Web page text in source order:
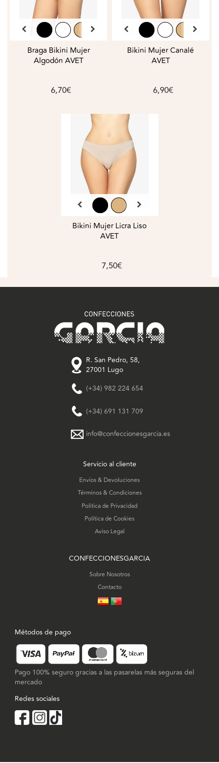
Braga Bikini Mujer
Algodón AVET
6,70€
Bikini Mujer Canalé
AVET
6,90€
Bikini Mujer Licra Liso
AVET
7,50€
R. San Pedro, 58,
27001 Lugo
(+34) 982 224 654
(+34) 691 131 709
info@confeccionesgarcia.es
Servicio al cliente
Envíos & Devoluciones
Términos & Condiciones
Política de Privacidad
Política de Cookies
Aviso Legal
CONFECCIONESGARCIA
Sobre Nosotros
Contacto
Métodos de pago
Pago 100% seguro gracias a las pasarelas más seguras del
mercado
Redes sociales